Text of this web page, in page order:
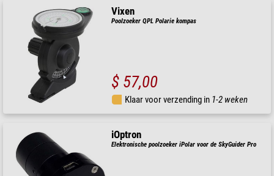
Vixen
Poolzoeker QPL Polarie kompas
$ 57,00
Klaar voor verzending in 1-2 weken
iOptron
Elektronische poolzoeker iPolar voor de SkyGuider Pro